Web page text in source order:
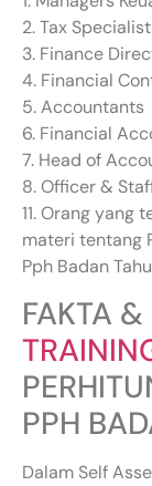
2. Tax
3. Finance
4. Financial
5. Accountants
6. Financial
7. Head of
8. Officer &
11. Orang yang
materi tentang
Pph Badan
FAKTA &
PPH
Dalam Self